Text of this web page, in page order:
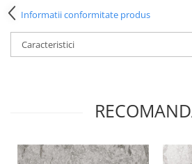
Informatii conformitate produs
Caracteristici